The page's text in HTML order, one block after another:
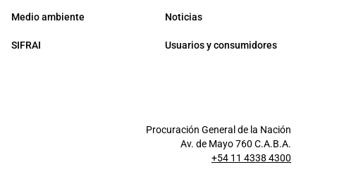
Medio ambiente Noticias
SIFRAI Usuarios y consumidores
Procuración General de la Nación
Av. de Mayo 760 C.A.B.A.
+54 11 4338 4300